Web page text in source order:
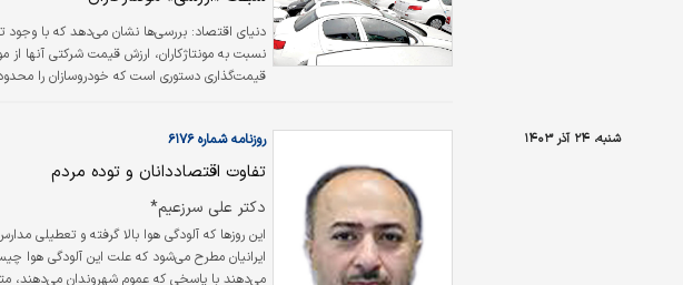
دنیای اقتصاد: بررسی‌ها نشان می‌دهد که با وجود
نسبت به مونتاژکاران، ارزش قیمت شرکتی آنها
قیمت‌گذاری دستوری است که خودروسازان را محدود
شنبه، ۲۴ آذر ۱۴۰۳ روزنامه شماره ۶۱۷۶
تفاوت اقتصاددانان و توده مردم
دکتر علی سرزعیم*
این روزها که آلودگی هوا بالا گرفته و تعطیلی
ایرانیان مطرح می‌شود که علت این آلودگی هوا
می‌دهند با پاسخی که عموم شهروندان می‌دهند،